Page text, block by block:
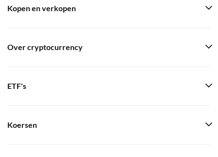
Kopen en verkopen
Over cryptocurrency
ETF's
Koersen